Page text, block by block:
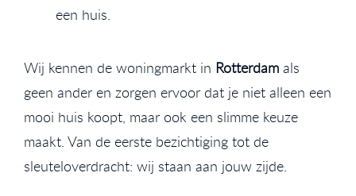
een huis.
Wij kennen de woningmarkt in Rotterdam als
geen ander en zorgen ervoor dat je niet alleen een
mooi huis koopt, maar ook een slimme keuze
maakt. Van de eerste bezichtiging tot de
sleuteloverdracht: wij staan aan jouw zijde.